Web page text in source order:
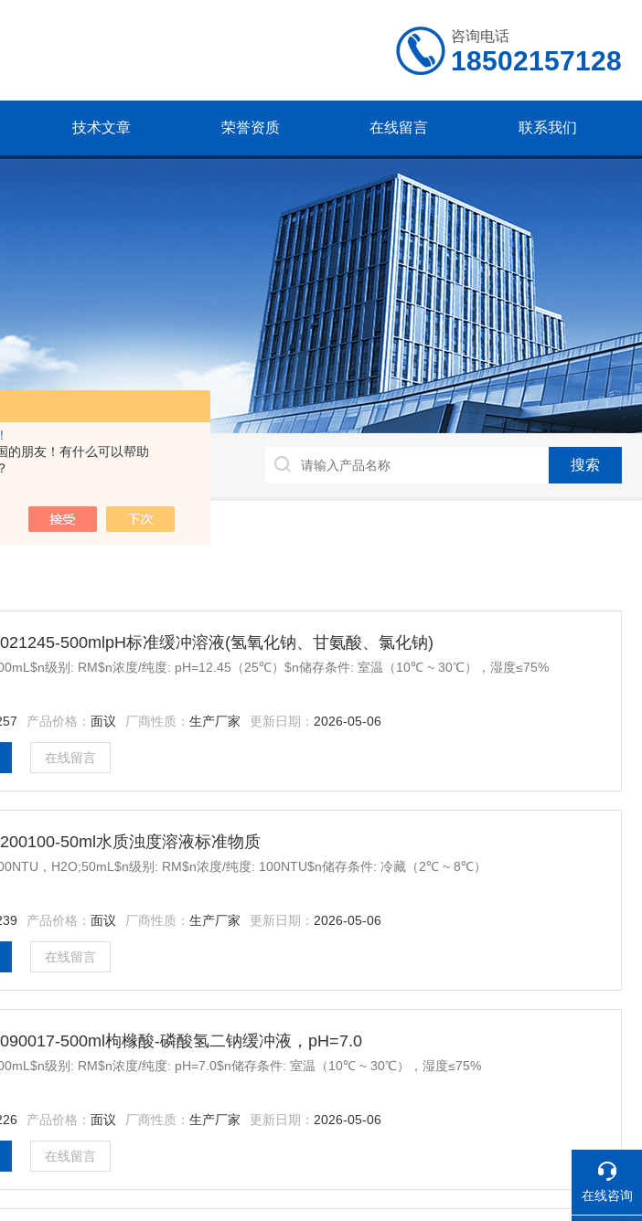
的朋友！有什么可以帮助
咨询电话
18502157128
技术文章 荣誉资质 在线留言 联系我们
500mlpH标准缓冲溶液(氢氧化钠、甘氨酸、氯化钠)
级别: RM$n浓度/纯度: pH=12.45（25℃）$n储存条件: 室温（10℃ ~ 30℃），湿度≤75%
产品价格： 面议 厂商性质： 生产厂家 更新日期： 2026-05-06
在线留言
50ml水质浊度溶液标准物质
，H2O;50mL$n级别: RM$n浓度/纯度: 100NTU$n储存条件: 冷藏（2℃ ~ 8℃）
产品价格： 面议 厂商性质： 生产厂家 更新日期： 2026-05-06
在线留言
500ml枸橼酸-磷酸氢二钠缓冲液，pH=7.0
级别: RM$n浓度/纯度: pH=7.0$n储存条件: 室温（10℃ ~ 30℃），湿度≤75%
产品价格： 面议 厂商性质： 生产厂家 更新日期： 2026-05-06
在线留言
在线咨询